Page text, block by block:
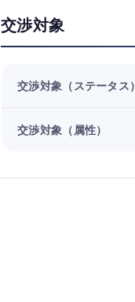
交渉対象
交渉対象（ステータス）
交渉対象（属性）